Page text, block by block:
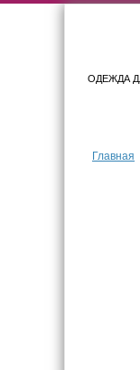
ОДЕЖДА
Главная